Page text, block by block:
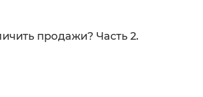
продажи? Часть 2.